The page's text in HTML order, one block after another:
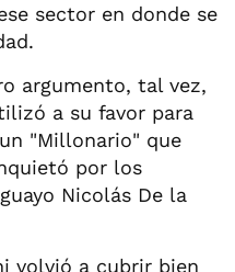
sector en donde se
argumento, tal vez,
a su favor para
"Millonario" que
por los
Nicolás De la
volvió a cubrir bien